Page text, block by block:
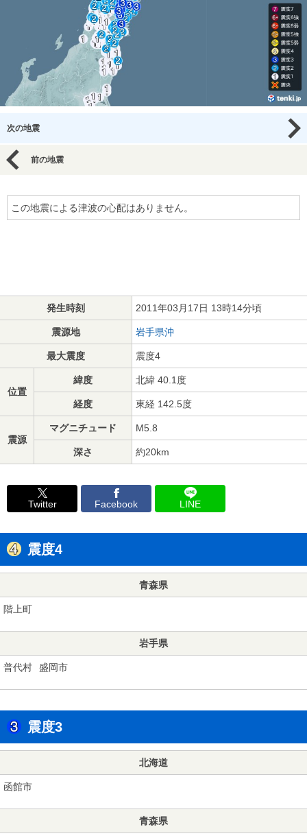
次の地震
前の地震
この地震による津波の心配はありません。
発生時刻 2011年03月17日 13時14分頃
震源地 岩手県沖
最大震度 震度4
位置
緯度 北緯 40.1度
経度 東経 142.5度
震源
マグニチュード M5.8
深さ 約20km
Twitter Facebook LINE
震度4
青森県
階上町
岩手県
普代村 盛岡市
震度3
北海道
函館市
青森県